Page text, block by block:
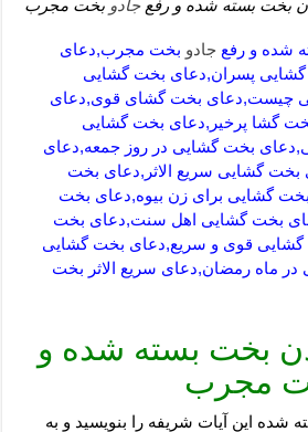
بخت بسته شده و رفعجادو بخت مجرب
شده و رفع جادو بخت مجرب,دعای
پسران,دعای بخت گشایی
چیست,دعای بخت گشای قوی,دعای
گشا پرخیر,دعای بخت گشایی
بخت گشایی در روز جمعه,دعای
گشایی سریع الاثر,دعای بخت
گشایی برای زن بیوه,دعای بخت
بخت گشایی اهل سنت,دعای بخت
قوی و سریع,دعای بخت گشایی
ماه رمضان,دعای سریع الاثر بخت
بخت بسته شده و
مجرب
این آیات شریفه را بنویسید و به